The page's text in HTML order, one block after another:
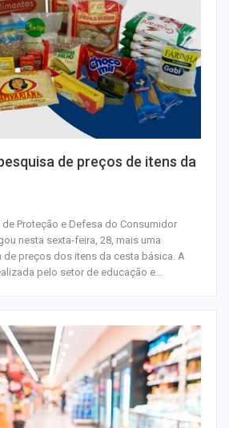
de preços de itens da
de Proteção e Defesa do Consumidor
nesta sexta-feira, 28, mais uma
de preços dos itens da cesta básica. A
pelo setor de educação e…